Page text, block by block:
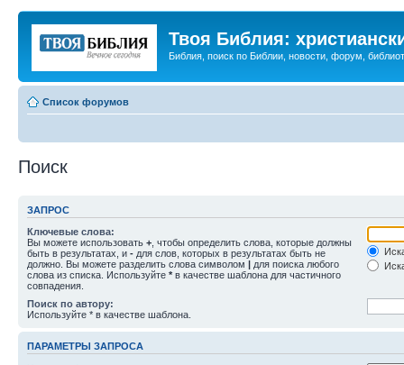
Твоя Библия:
Библия, поиск по Библии, новости, форум,
Список форумов
Поиск
ЗАПРОС
Ключевые слова:
Вы можете использовать + , чтобы определить слова, которые должны
быть в результатах, и - для слов, которых в результатах быть не
должно. Вы можете разделить слова символом | для поиска любого
слова из списка. Используйте * в качестве шаблона для частичного
совпадения.
Поиск по автору:
Используйте * в качестве шаблона.
ПАРАМЕТРЫ ЗАПРОСА